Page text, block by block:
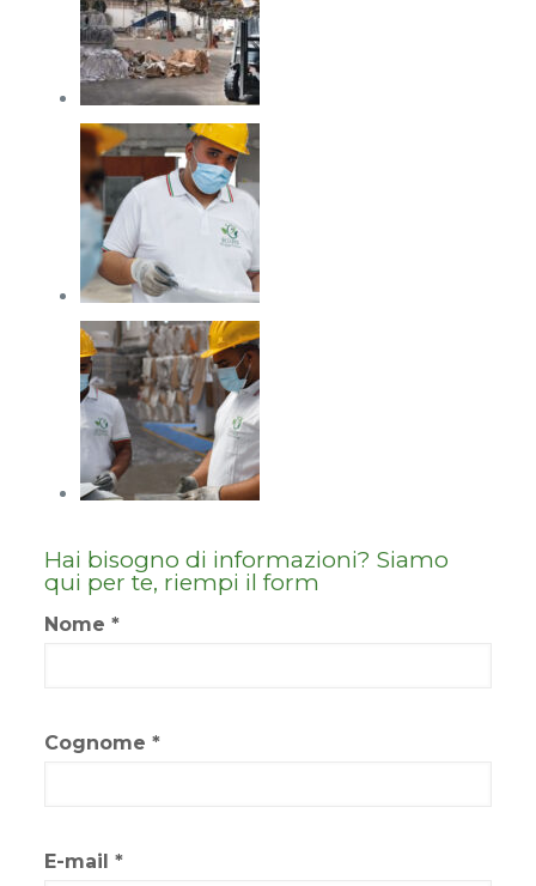
Hai bisogno di informazioni? Siamo
qui per te, riempi il form
Nome *
Cognome *
E-mail *